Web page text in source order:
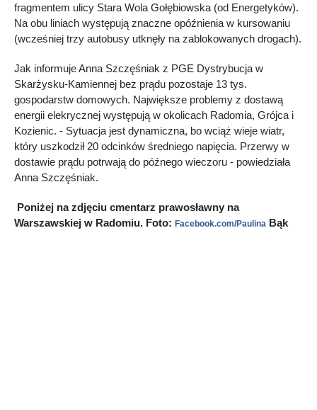
fragmentem ulicy Stara Wola Gołębiowska (od Energetyków).
Na obu liniach występują znaczne opóźnienia w kursowaniu
(wcześniej trzy autobusy utknęły na zablokowanych drogach).
Jak informuje Anna Szczęśniak z PGE Dystrybucja w
Skarżysku-Kamiennej bez prądu pozostaje 13 tys.
gospodarstw domowych. Największe problemy z dostawą
energii elekrycznej występują w okolicach Radomia, Grójca i
Kozienic. - Sytuacja jest dynamiczna, bo wciąż wieje wiatr,
który uszkodził 20 odcinków średniego napięcia. Przerwy w
dostawie prądu potrwają do późnego wieczoru - powiedziała
Anna Szczęśniak.
Poniżej na zdjęciu cmentarz prawosławny na
Warszawskiej w Radomiu. Foto: Facebook.com/Paulina Bąk